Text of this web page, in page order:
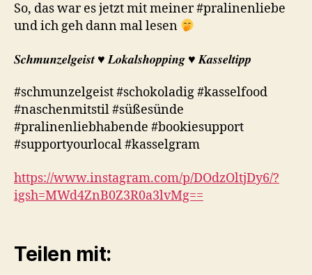
So, das war es jetzt mit meiner #pralinenliebe
und ich geh dann mal lesen
𝑺𝒄𝒉𝒎𝒖𝒏𝒛𝒆𝒍𝒈𝒆𝒊𝒔𝒕 ♥︎ 𝑳𝒐𝒌𝒂𝒍𝒔𝒉𝒐𝒑𝒑𝒊𝒏𝒈 ♥︎ 𝑲𝒂𝒔𝒔𝒆𝒍𝒕𝒊𝒑𝒑
#schmunzelgeist #schokoladig #kasselfood
#naschenmitstil #süßesünde
#pralinenliebhabende #bookiesupport
#supportyourlocal #kasselgram
https://www.instagram.com/p/DOdzOltjDy6/?
igsh=MWd4ZnB0Z3R0a3lvMg==
Teilen mit: